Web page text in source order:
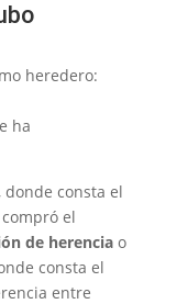
heredero:
ha
donde consta el
el
de herenciao
consta el
entre